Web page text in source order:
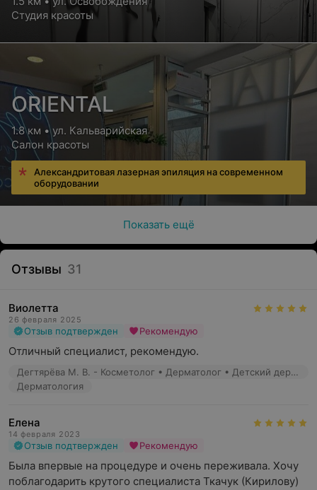
Студия красоты
ORIENTAL
1.8 км • ул. Кальварийская
Салон красоты
Александритовая лазерная эпиляция на современном
оборудовании
Показать ещё
Отзывы 31
Виолетта
26 февраля 2025
Отзыв подтвержден Рекомендую
Отличный специалист, рекомендую.
Дегтярёва М. В. - Косметолог • Дерматолог • Детский дерматолог
Дерматология
Елена
14 февраля 2023
Отзыв подтвержден Рекомендую
Была впервые на процедуре и очень переживала. Хочу
поблагодарить крутого специалиста Ткачук (Кирилову)